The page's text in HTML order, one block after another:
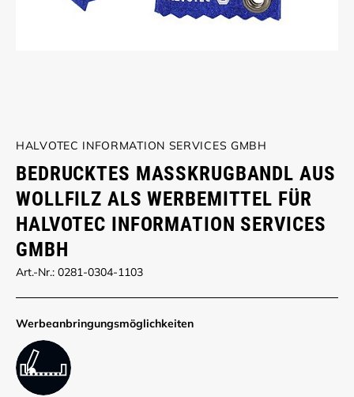
HALVOTEC INFORMATION SERVICES GMBH
BEDRUCKTES MASSKRUGBANDL AUS W
OLLFILZ ALS WERBEMITTEL FÜR H
ALVOTEC INFORMATION SERVICES G
MBH
Art.-Nr.: 0281-0304-1103
Werbe­anbringungs­möglich­keiten